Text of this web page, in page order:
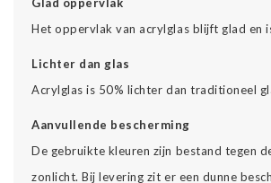
Het oppervlak van acrylglas blijft glad en
Lichter dan glas
Acrylglas is 50% lichter dan traditioneel
Aanvullende bescherming
De gebruikte kleuren zijn bestand tegen
zonlicht. Bij levering zit er een dunne